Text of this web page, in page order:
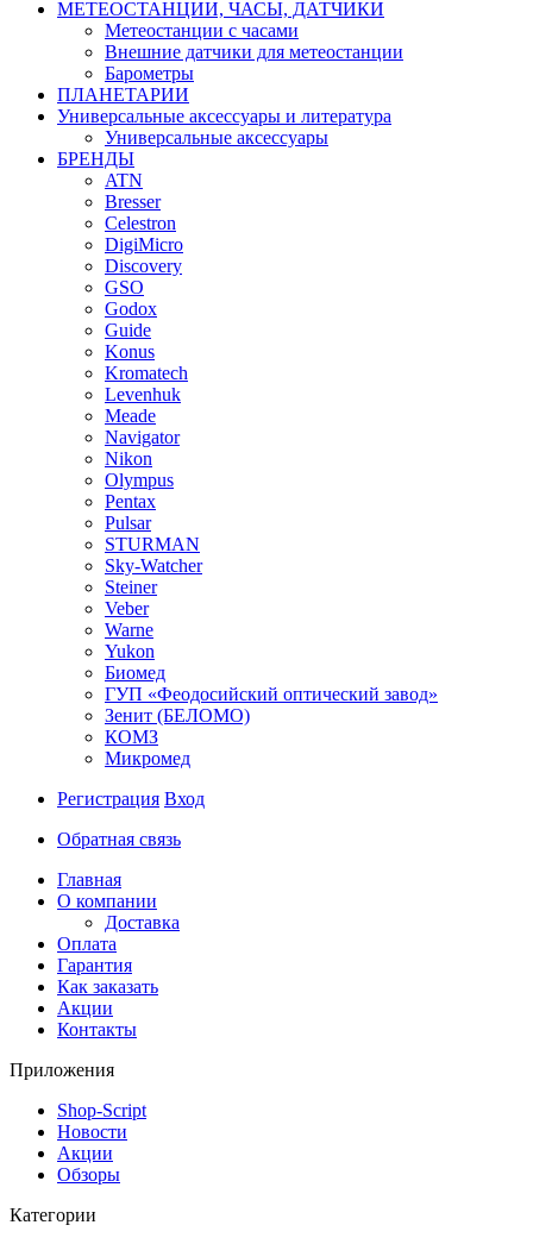
МЕТЕОСТАНЦИИ, ЧАСЫ, ДАТЧИКИ
Метеостанции с часами
Внешние датчики для метеостанции
Барометры
ПЛАНЕТАРИИ
Универсальные аксессуары и литература
Универсальные аксессуары
БРЕНДЫ
ATN
Bresser
Celestron
DigiMicro
Discovery
GSO
Godox
Guide
Konus
Kromatech
Levenhuk
Meade
Navigator
Nikon
Olympus
Pentax
Pulsar
STURMAN
Sky-Watcher
Steiner
Veber
Warne
Yukon
Биомед
ГУП «Феодосийский оптический завод»
Зенит (БЕЛОМО)
КОМЗ
Микромед
Регистрация Вход
Обратная связь
Главная
О компании
Доставка
Оплата
Гарантия
Как заказать
Акции
Контакты
Приложения
Shop-Script
Новости
Акции
Обзоры
Категории